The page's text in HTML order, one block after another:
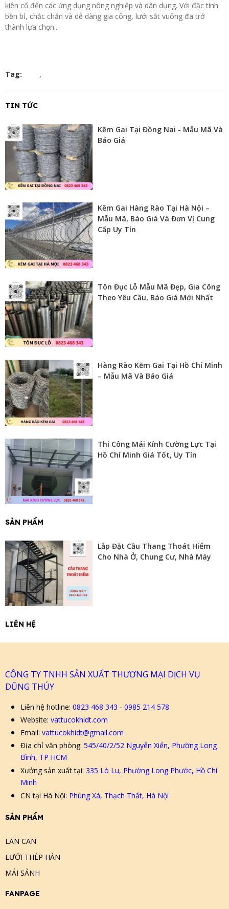
kiên cố đến các ứng dụng nông nghiệp và dân dụng. Với đặc tính
bền bỉ, chắc chắn và dễ dàng gia công, lưới sắt vuông đã trở
thành lựa chọn...
Tag: ,
TIN TỨC
Kẽm Gai Tại Đồng Nai - Mẫu Mã Và
Báo Giá
Kẽm Gai Hàng Rào Tại Hà Nội –
Mẫu Mã, Báo Giá Và Đơn Vị Cung
Cấp Uy Tín
Tôn Đục Lỗ Mẫu Mã Đẹp, Gia Công
Theo Yêu Cầu, Báo Giá Mới Nhất
Hàng Rào Kẽm Gai Tại Hồ Chí Minh
– Mẫu Mã Và Báo Giá
Thi Công Mái Kính Cường Lực Tại
Hồ Chí Minh Giá Tốt, Uy Tín
SẢN PHẨM
Lắp Đặt Cầu Thang Thoát Hiểm
Cho Nhà Ở, Chung Cư, Nhà Máy
LIÊN HỆ
CÔNG TY TNHH SẢN XUẤT THƯƠNG MẠI DỊCH VỤ
DŨNG THÚY
Liên hệ hotline: 0823 468 343 - 0985 214 578
Website: vattucokhidt.com
Email: vattucokhidt@gmail.com
Địa chỉ văn phòng: 545/40/2/52 Nguyễn Xiển, Phường Long
Bình, TP HCM
Xưởng sản xuất tại: 335 Lò Lu, Phường Long Phước, Hồ Chí
Minh
CN tại Hà Nội: Phùng Xá, Thạch Thất, Hà Nội
SẢN PHẨM
LAN CAN
LƯỚI THÉP HÀN
MÁI SẢNH
FANPAGE